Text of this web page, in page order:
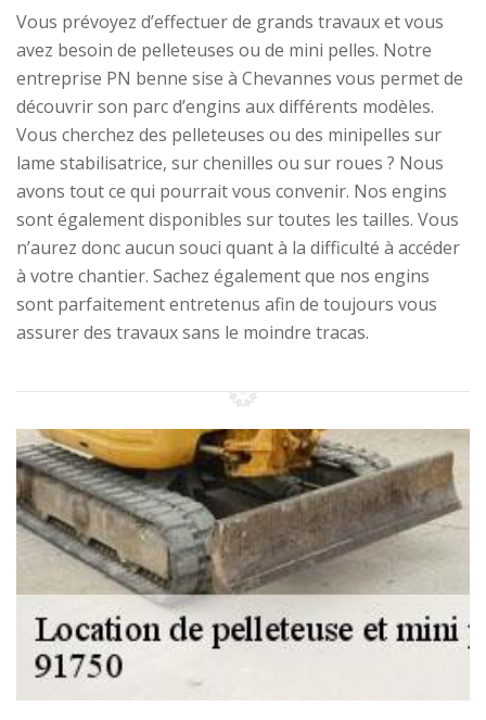
Vous prévoyez d’effectuer de grands travaux et vous
avez besoin de pelleteuses ou de mini pelles. Notre
entreprise PN benne sise à Chevannes vous permet de
découvrir son parc d’engins aux différents modèles.
Vous cherchez des pelleteuses ou des minipelles sur
lame stabilisatrice, sur chenilles ou sur roues ? Nous
avons tout ce qui pourrait vous convenir. Nos engins
sont également disponibles sur toutes les tailles. Vous
n’aurez donc aucun souci quant à la difficulté à accéder
à votre chantier. Sachez également que nos engins
sont parfaitement entretenus afin de toujours vous
assurer des travaux sans le moindre tracas.